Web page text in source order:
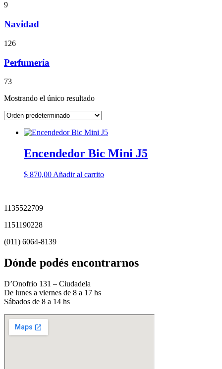
9
Navidad
126
Perfumería
73
Mostrando el único resultado
Encendedor Bic Mini J5
$ 870,00 Añadir al carrito
1135522709
1151190228
(011) 6064-8139
Dónde podés encontrarnos
D’Onofrio 131 – Ciudadela
De lunes a viernes de 8 a 17 hs
Sábados de 8 a 14 hs